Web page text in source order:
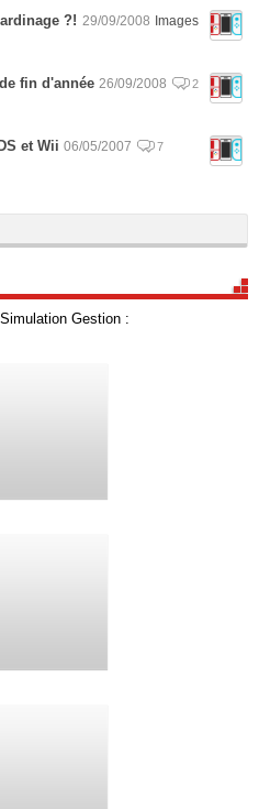
?! 29/09/2008 Images
fin d'année 26/09/2008 2
et Wii 06/05/2007 7
Gestion :